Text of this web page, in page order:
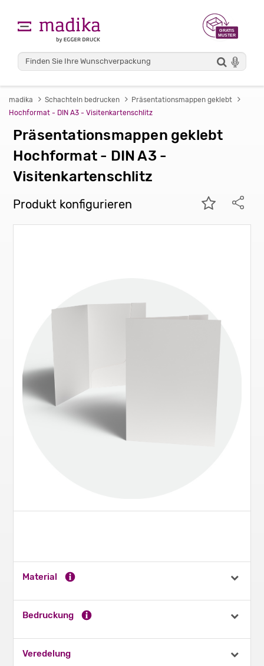
madika Schachteln bedrucken
Präsentationsmappen geklebt
Hochformat - DIN A3 - Visitenkartenschlitz
Präsentationsmappen geklebt
Hochformat - DIN A3 -
Visitenkartenschlitz
Produkt konfigurieren
Material
Bedruckung
Veredelung